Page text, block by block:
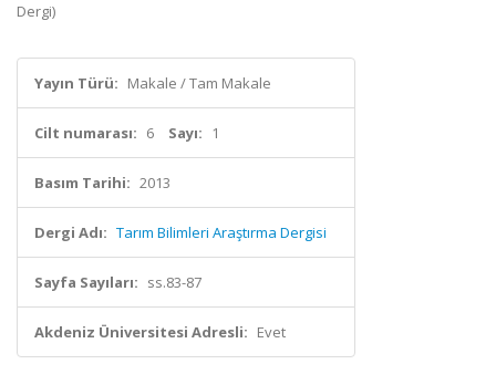
Dergi)
Yayın Türü: Makale / Tam Makale
Cilt numarası: 6 Sayı: 1
Basım Tarihi: 2013
Dergi Adı: Tarım Bilimleri Araştırma Dergisi
Sayfa Sayıları: ss.83-87
Akdeniz Üniversitesi Adresli: Evet